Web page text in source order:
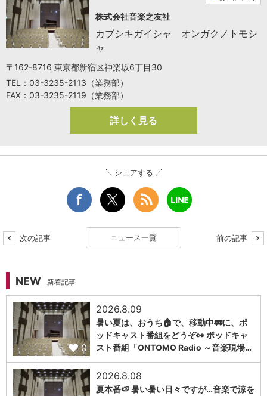
株式会社音楽之友社
カブシキガイシャ オンガクノトモシ
ャ
〒162-8716 東京都新宿区神楽坂6丁目30
TEL：03-3235-2113（業務部）
FAX：03-3235-2119（業務部）
詳しく見る
シェアする
次の記事 ニュース一覧 前の記事
NEW 新着記事
0
2026.8.09
暑い夏は、おうち🏠で、移動中🚃に、ポ
ッドキャスト番組をどうぞ👀 ポッドキャ
スト番組「ONTOMO Radio ～音楽現場…
2026.8.08
夏本番🍉 暑い暑い日々ですが…音楽で涼を